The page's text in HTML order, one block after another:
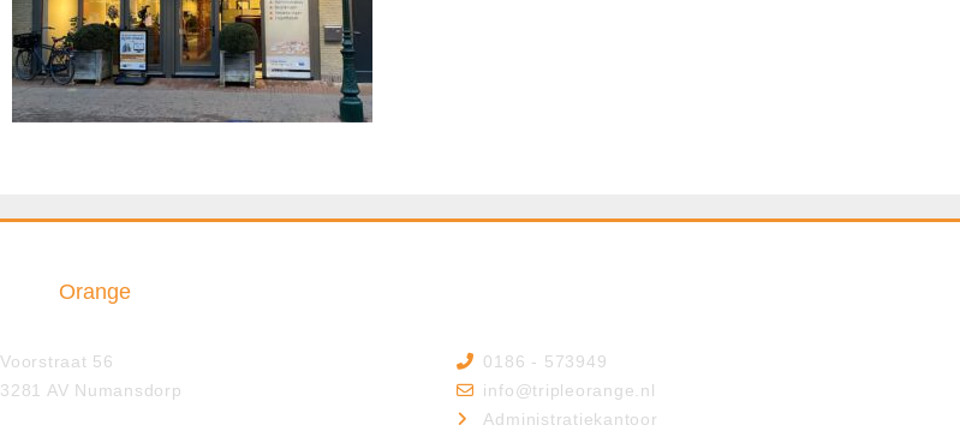
Orange
Voorstraat 56
3281 AV Numansdorp
0186 - 573949
info@tripleorange.nl
Administratiekantoor